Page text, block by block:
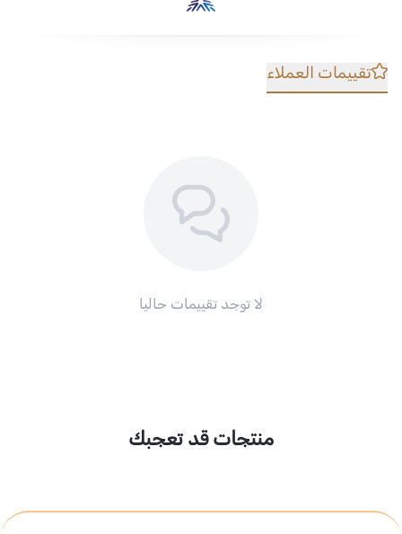
تقييمات العملاء
لا توجد تقييمات حاليا
منتجات قد تعجبك